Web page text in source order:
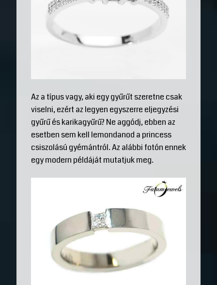
Az a típus vagy, aki egy gyűrűt szeretne csak
viselni, ezért az legyen egyszerre eljegyzési
gyűrű és karikagyűrű? Ne aggódj, ebben az
esetben sem kell lemondanod a princess
csiszolású gyémántról. Az alábbi fotón ennek
egy modern példáját mutatjuk meg.